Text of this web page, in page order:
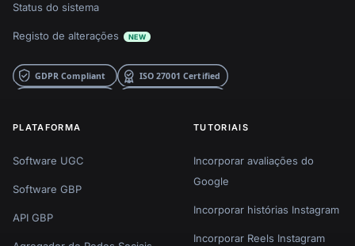
Status do sistema
Registo de alterações NEW
PLATAFORMA
Software UGC
Software GBP
API GBP
TUTORIAIS
Incorporar avaliações do
Google
Incorporar histórias Instagram
Incorporar Reels Instagram